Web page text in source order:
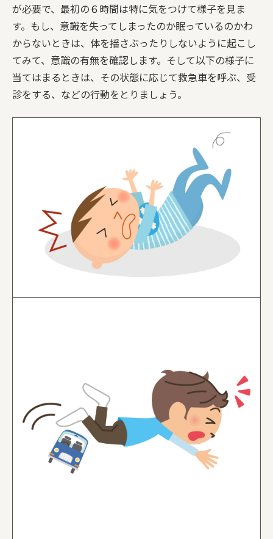
が必要で、最初の６時間は特に気をつけて様子を見ま
す。もし、意識を失ってしまったのか眠っているのかわ
からないときは、体を揺さぶったりしないように起こし
てみて、意識の有無を確認します。そして以下の様子に
当てはまるときは、その状態に応じて救急車を呼ぶ、受
診をする、などの行動をとりましょう。